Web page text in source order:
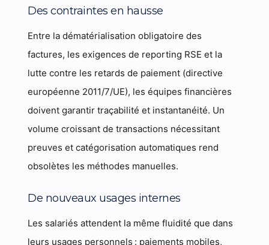
Des contraintes en hausse
Entre la dématérialisation obligatoire des
factures, les exigences de reporting RSE et la
lutte contre les retards de paiement (directive
européenne 2011/7/UE), les équipes financières
doivent garantir traçabilité et instantanéité. Un
volume croissant de transactions nécessitant
preuves et catégorisation automatiques rend
obsolètes les méthodes manuelles.
De nouveaux usages internes
Les salariés attendent la même fluidité que dans
leurs usages personnels : paiements mobiles,